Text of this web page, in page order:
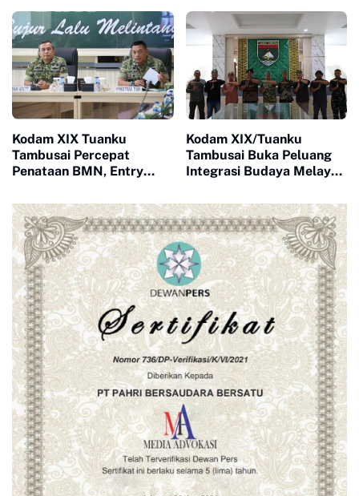
Industry Marketing
Champion 2026
Teguhkan Semangat
Manunggal Bersama
Rakyat
Kodam XIX Tuanku
Tambusai Percepat
Penataan BMN, Entry
Fokus Validasi dan
Akuntabilitas Aset
Kodam XIX/Tuanku
Tambusai Buka Peluang
Integrasi Budaya Melayu
Gerakan 10.080 Bertanjak